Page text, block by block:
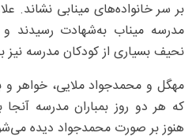
مدرسه میناب به‌شهادت
نحیف بسیاری از کودکان مدرسه
که هر دو روز بمباران مدرسه
هنوز بر صورت محمدجواد دیده